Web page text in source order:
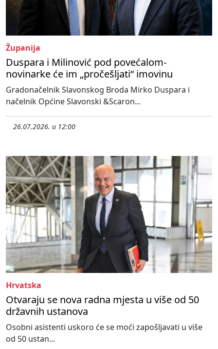
Županija
Duspara i Milinović pod povećalom-
novinarke će im „pročešljati“ imovinu
Gradonačelnik Slavonskog Broda Mirko Duspara i
načelnik Općine Slavonski &Scaron...
26.07.2026. u 12:00
Hrvatska
Otvaraju se nova radna mjesta u više od 50
državnih ustanova
Osobni asistenti uskoro će se moći zapošljavati u više
od 50 ustan...